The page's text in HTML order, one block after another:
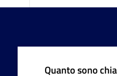
Quanto sono